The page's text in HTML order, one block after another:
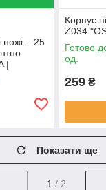
ножі – 25
|
Корпус
Z034
Готово
од.
259 ₴
Показати ще
1 / 2